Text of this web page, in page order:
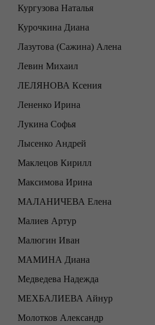
Кургузова Наталья
Курочкина Диана
Лазутова (Сажина) Алена
Левин Михаил
ЛЕЛЯНОВА Ксения
Лененко Ирина
Лукина Софья
Лысенко Андрей
Маклецов Кирилл
Максимова Ирина
МАЛАНИЧЕВА Елена
Малиев Артур
Малюгин Иван
МАМИНА Диана
Медведева Надежда
МЕХБАЛИЕВА Айнур
Молотков Александр